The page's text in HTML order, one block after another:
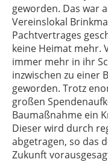
geworden. Das war
Vereinslokal
Pachtvertrages
keine Heimat mehr.
immer mehr in ihr
inzwischen zu einer
geworden. Trotz
großen
Baumaßnahme ein
Dieser wird durch
abgetragen, so das
Zukunft